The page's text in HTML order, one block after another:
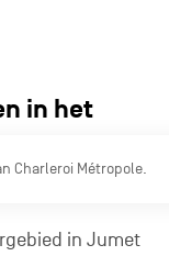
in het
Charleroi Métropole.
in Jumet